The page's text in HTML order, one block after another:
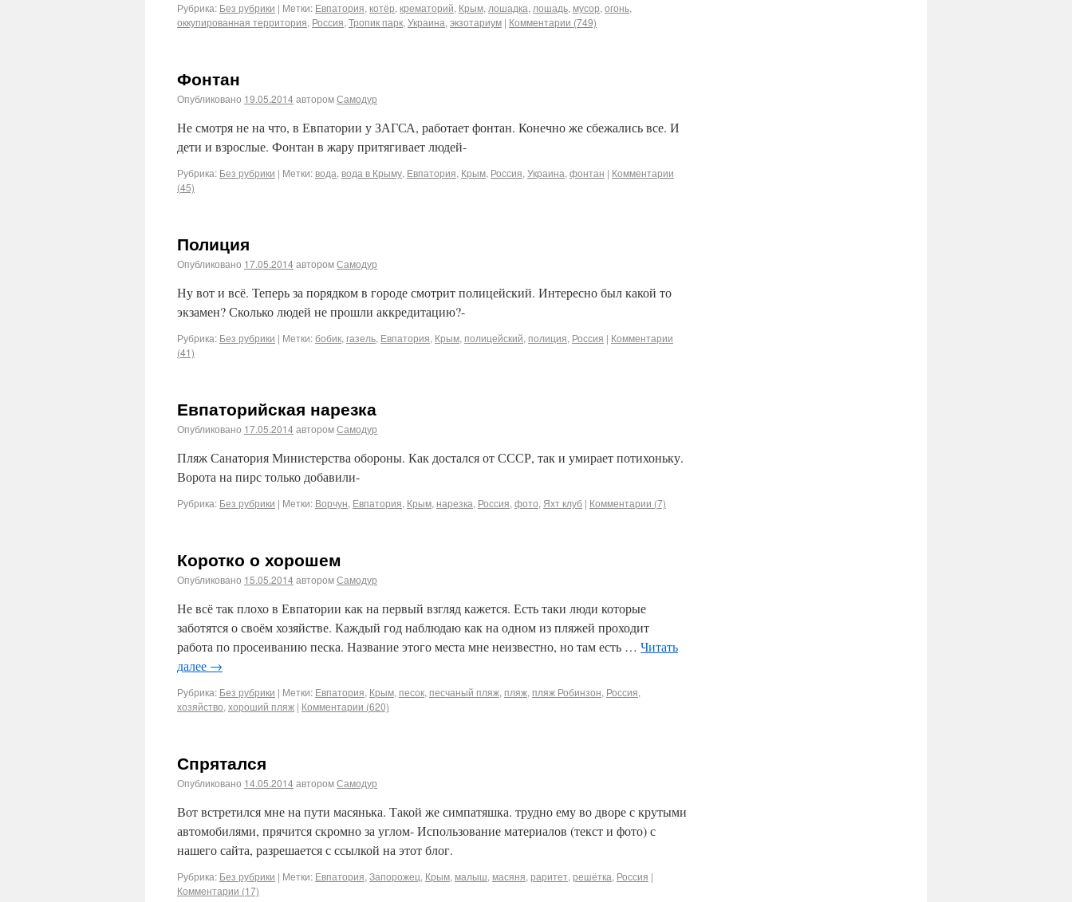
Рубрика: Без рубрики | Метки: Евпатория, котёр, крематорий, Крым, лошадка, лошадь, мусор, огонь,
оккупированная территория, Россия, Тропик парк, Украина, экзотариум | Комментарии (749)
Фонтан
Опубликовано 19.05.2014авторомСамодур
Не смотря не на что, в Евпатории у ЗАГСА, работает фонтан. Конечно же сбежались все. И
дети и взрослые. Фонтан в жару притягивает людей-
Рубрика: Без рубрики | Метки: вода, вода в Крыму, Евпатория, Крым, Россия, Украина, фонтан | Комментарии
(45)
Полиция
Опубликовано 17.05.2014авторомСамодур
Ну вот и всё. Теперь за порядком в городе смотрит полицейский. Интересно был какой то
экзамен? Сколько людей не прошли аккредитацию?-
Рубрика: Без рубрики | Метки:бобик, газель, Евпатория, Крым, полицейский, полиция, Россия | Комментарии
(41)
Евпаторийская нарезка
Опубликовано 17.05.2014авторомСамодур
Пляж Санатория Министерства обороны. Как достался от СССР, так и умирает потихоньку.
Ворота на пирс только добавили-
Рубрика: Без рубрики | Метки: Ворчун, Евпатория, Крым, нарезка, Россия, фото, Яхт клуб | Комментарии (7)
Коротко о хорошем
Опубликовано 15.05.2014авторомСамодур
Не всё так плохо в Евпатории как на первый взгляд кажется. Есть таки люди которые
заботятся о своём хозяйстве. Каждый год наблюдаю как на одном из пляжей проходит
работа по просеиванию песка. Название этого места мне неизвестно, но там есть … Читать
далее →
Рубрика: Без рубрики | Метки: Евпатория, Крым, песок, песчаный пляж, пляж, пляж Робинзон, Россия,
хозяйство, хороший пляж | Комментарии (620)
Спрятался
Опубликовано 14.05.2014авторомСамодур
Вот встретился мне на пути масянька. Такой же симпатяшка. трудно ему во дворе с крутыми
автомобилями, прячится скромно за углом- Использование материалов (текст и фото) с
нашего сайта, разрешается с ссылкой на этот блог.
Рубрика: Без рубрики | Метки: Евпатория, Запорожец, Крым, малыш, масяня, раритет, решётка, Россия |
Комментарии (17)